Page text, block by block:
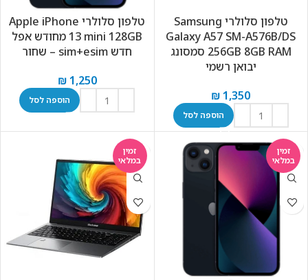
טלפון סלולרי Samsung
Galaxy A57 SM-A576B/DS
256GB 8GB RAM סמסונג
יבואן רשמי
₪1,350
הוספה לסל
טלפון סלולרי Apple iPhone
13 mini 128GB מחודש אפל
חדש sim+esim – שחור
₪1,250
הוספה לסל
זמין
במלאי
זמין
במלאי